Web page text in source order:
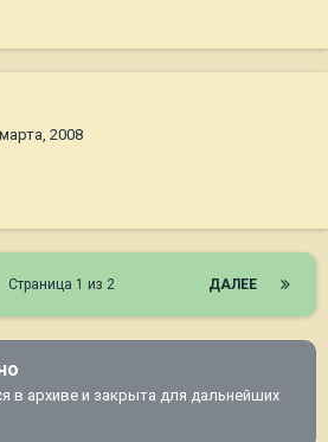
2008
ДАЛЕЕ
Страница 1 из 2
в архиве и закрыта для дальнейших